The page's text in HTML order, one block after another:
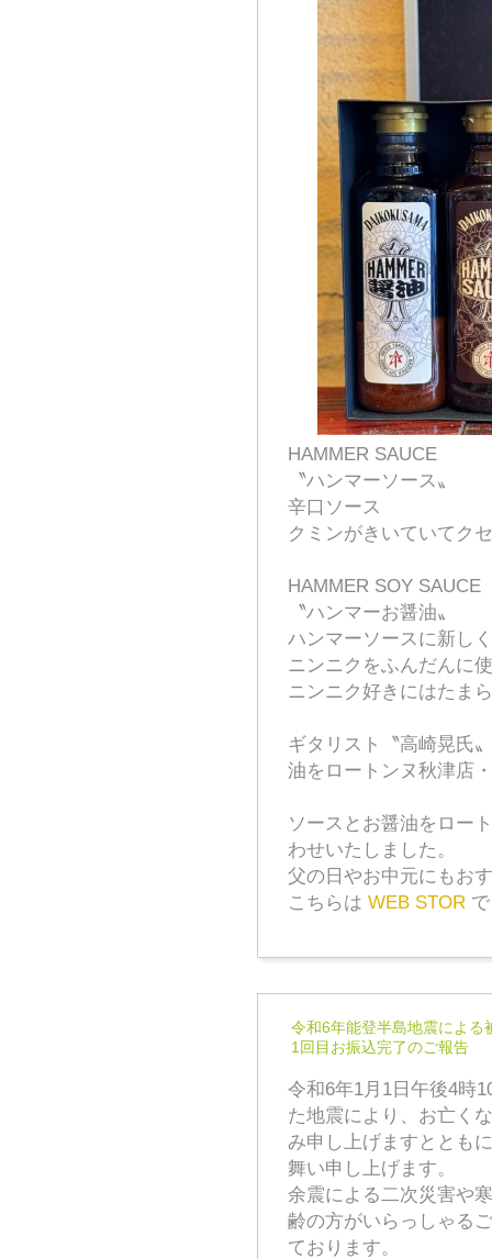
HAMMER SAUCE
〝ハンマーソース〟
辛口ソース
クミンがきいていてク
HAMMER SOY SAUCE
〝ハンマーお醤油〟
ハンマーソースに新し
ニンニクをふんだんに
ニンニク好きにはたま
ギタリスト〝高崎晃氏
油をロートンヌ秋津店
ソースとお醤油をロー
わせいたしました。
父の日やお中元にもお
こちらは WEB STOR
令和6年能登半島地震によ
1回目お振込完了のご報告
令和6年1月1日午後4時
た地震により、お亡く
み申し上げますととも
舞い申し上げます。
余震による二次災害や
齢の方がいらっしゃる
ております。